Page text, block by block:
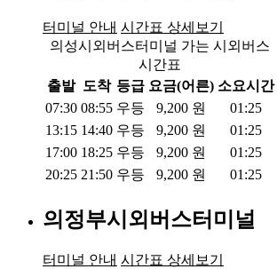
터미널 안내 시간표 상세보기
의성시외버스터미널 가는 시외버스
시간표
출발 도착 등급 요금(어른) 소요시간
07:30 08:55 우등 9,200 원
01:25
13:15 14:40 우등 9,200 원
01:25
17:00 18:25 우등 9,200 원
01:25
20:25 21:50 우등 9,200 원 01:25
의정부시외버스터미널
터미널 안내 시간표 상세보기